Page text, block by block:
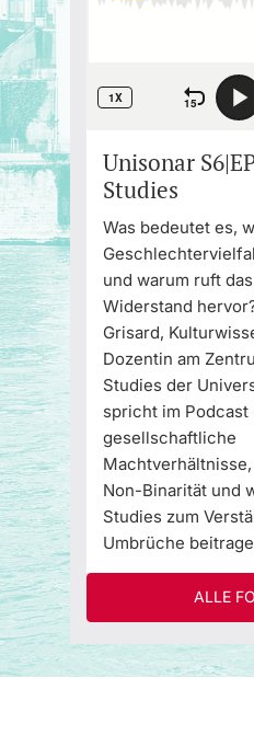
Unisonar
Studies
Was bedeutet es,
und warum ruft
Widerstand
Grisard,
Dozentin am
Studies der
spricht im Podcast
gesellschaftliche
Non-Binarität und
Studies zum
Umbrüche
ALLE